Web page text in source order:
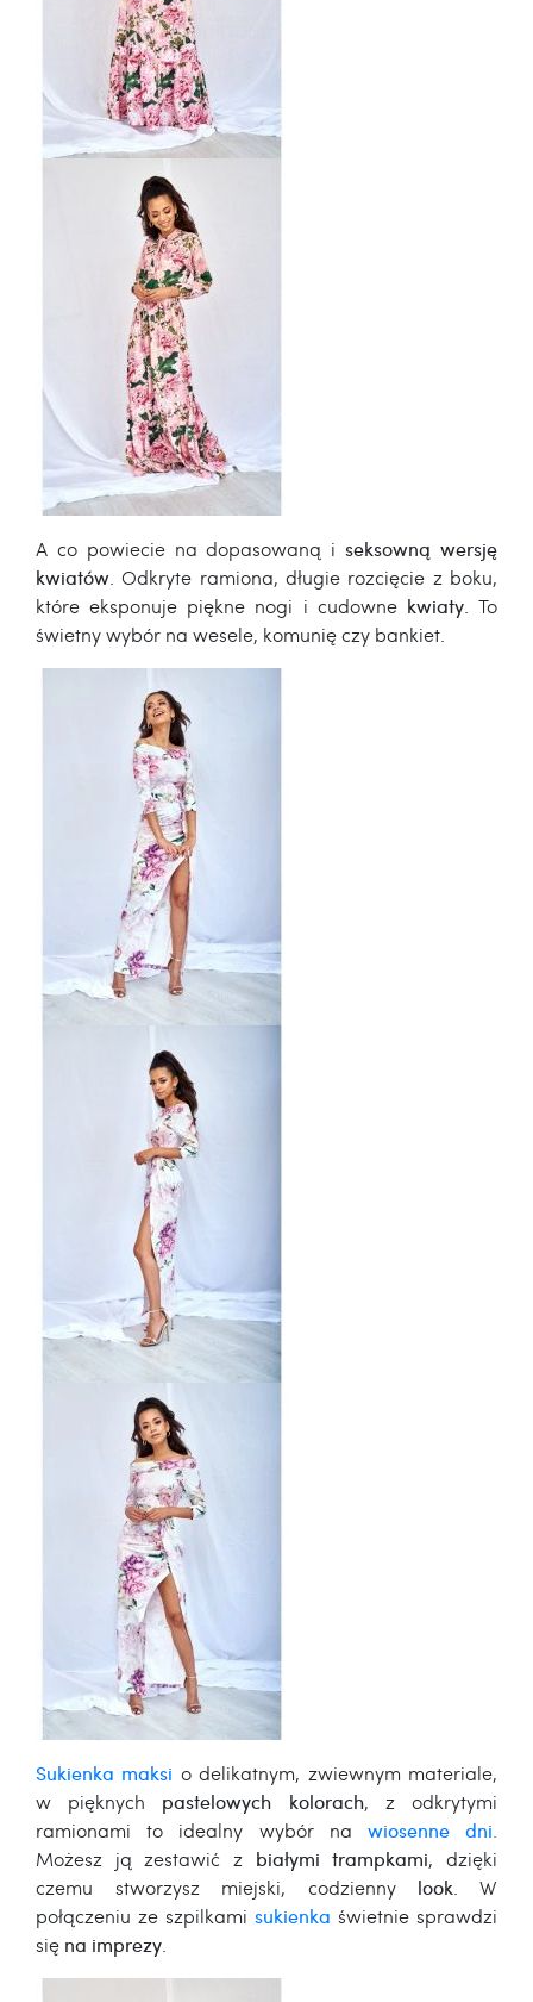
A co powiecie na dopasowaną iseksowną wersję
kwiatów . Odkryte ramiona, długie rozcięcie z boku,
które eksponuje piękne nogi i cudownekwiaty. To
świetny wybór na wesele, komunię czy bankiet.
Sukienka maksi o delikatnym, zwiewnym materiale,
w pięknych pastelowych kolorach, z odkrytymi
ramionami to idealny wybór na wiosenne dni
Możesz ją zestawić z białymi trampkami, dzięki
czemu stworzysz miejski, codzienny look . W
połączeniu ze szpilkami sukienka świetnie sprawdzi
się na imprezy